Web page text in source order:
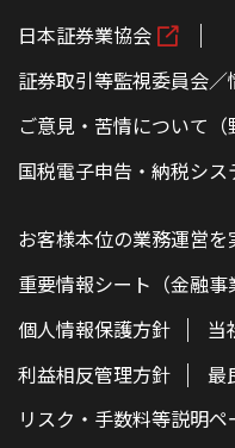
日本証券業協会
証券取引等監視委員会／
ご意見・苦情について（
国税電子申告・納税シス
お客様本位の業務運営
重要情報シート（金融事
個人情報保護方針
当
利益相反管理方針
最
リスク・手数料等説明ペ